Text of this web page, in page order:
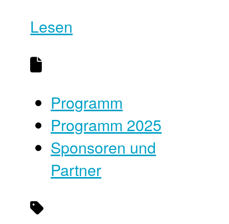
Lesen
Programm
Programm 2025
Sponsoren und
Partner